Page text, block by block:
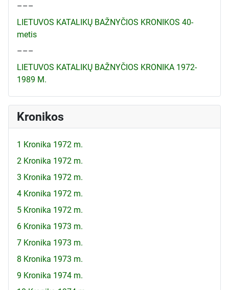
–––
LIETUVOS KATALIKŲ BAŽNYČIOS KRONIKOS 40-
metis
–––
LIETUVOS KATALIKŲ BAŽNYČIOS KRONIKA 1972-
1989 M.
Kronikos
1 Kronika 1972 m.
2 Kronika 1972 m.
3 Kronika 1972 m.
4 Kronika 1972 m.
5 Kronika 1972 m.
6 Kronika 1973 m.
7 Kronika 1973 m.
8 Kronika 1973 m.
9 Kronika 1974 m.